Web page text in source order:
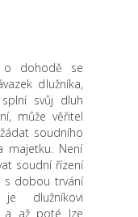
o dohodě se
dlužníka,
svůj dluh
může věřitel
soudního
majetku. Není
soudní řízení
s dobou trvání
dlužníkovi
a až poté lze